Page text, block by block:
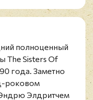
полноценный
The Sisters Of
года. Заметно
роковом
Элдритчем